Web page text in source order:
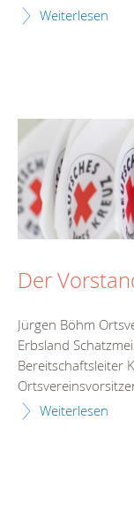
Weiterlesen
Der
Jürgen Böhm
Erbsland
Bereitschaftsleiter
Weiterlesen